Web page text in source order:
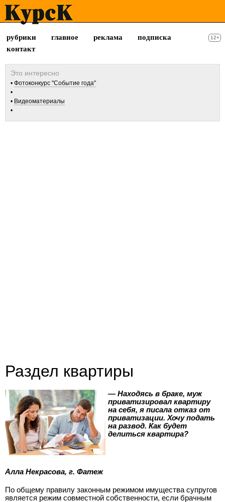
рубрики главное реклама
подписка
контакт
12+
Фотоконкурс "Событие года"
Видеоматериалы
Раздел квартиры
— Находясь в браке, муж
приватизировал квартиру
на себя, я писала отказ от
приватизации. Хочу подать
на развод. Как будет
делиться квартира?
Алла Некрасова, г. Фатеж
По общему правилу законным режимом имущества супругов
является режим совместной собственности, если брачным